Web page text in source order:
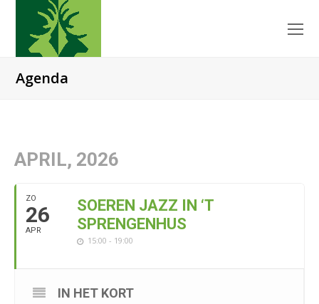
Agenda
APRIL, 2026
ZO
26
APR
SOEREN JAZZ IN ‘T
SPRENGENHUS
15:00 - 19:00
IN HET KORT